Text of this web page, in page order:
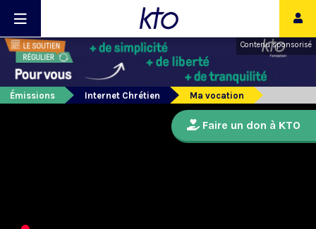
Contenu sponsorisé
Émissions Internet Chrétien Ma vocation
Faire un don à KTO